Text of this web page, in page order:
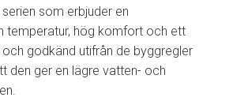
som erbjuder en
temperatur, hög komfort och ett
godkänd utifrån de byggregler
den ger en lägre vatten- och